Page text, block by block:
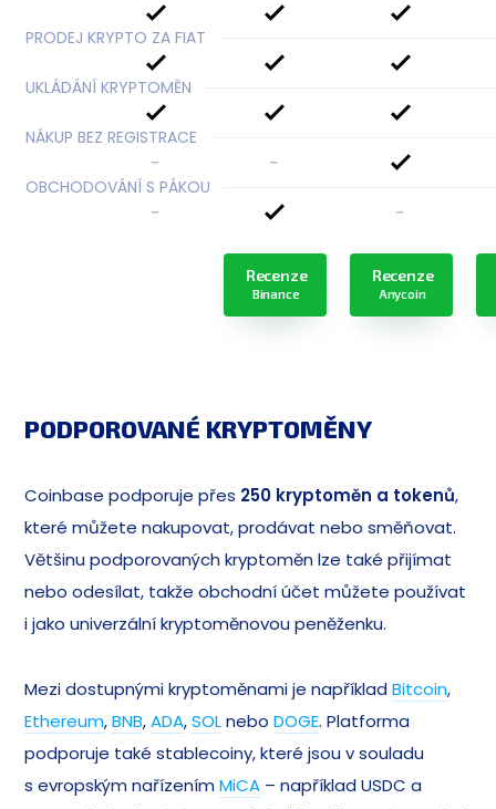
PRODEJ KRYPTO ZA FIAT
UKLÁDÁNÍ KRYPTOMĚN
NÁKUP BEZ REGISTRACE
- -
OBCHODOVÁNÍ S PÁKOU
- -
Recenze
Binance
Recenze
Anycoin
PODPOROVANÉ KRYPTOMĚNY
Coinbase podporuje přes 250 kryptoměn a tokenů,
které můžete nakupovat, prodávat nebo směňovat.
Většinu podporovaných kryptoměn lze také přijímat
nebo odesílat, takže obchodní účet můžete používat
i jako univerzální kryptoměnovou peněženku.
Mezi dostupnými kryptoměnami je napříkladBitcoin,
Ethereum,BNB,ADA,SOLneboDOGE. Platforma
podporuje také stablecoiny, které jsou v souladu
s evropským nařízenímMiCA – například USDC a